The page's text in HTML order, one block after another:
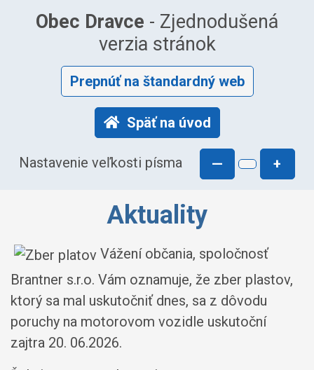
Obec Dravce - Zjednodušená
verzia stránok
Prepnúť na štandardný web
Späť na úvod
Nastavenie veľkosti písma — +
Aktuality
Vážení občania, spoločnosť
Brantner s.r.o. Vám oznamuje, že zber plastov,
ktorý sa mal uskutočniť dnes, sa z dôvodu
poruchy na motorovom vozidle uskutoční
zajtra 20. 06.2026.